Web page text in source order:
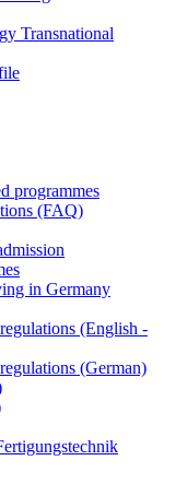
Transnational
programmes
(FAQ)
in Germany
(English -
(German)